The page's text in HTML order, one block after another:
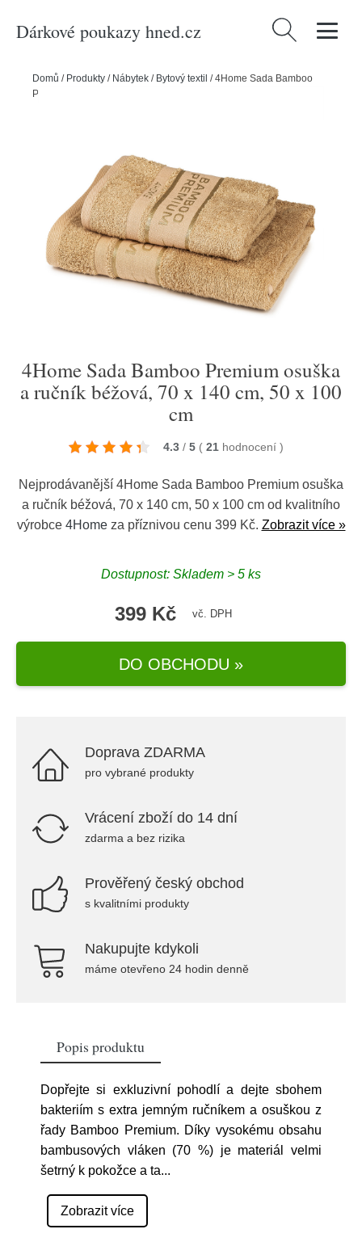
Dárkové poukazy hned.cz Vyhledávání
Domů / Produkty / Nábytek / Bytový textil /4Home Sada Bamboo
Premium osuška a ručník béžová, 70 x 140 cm, 50 x 100 cm
4Home Sada Bamboo Premium osuška
a ručník béžová, 70 x 140 cm, 50 x 100
cm
4.3 / 5 ( 21 hodnocení )
Nejprodávanější 4Home Sada Bamboo Premium osuška
a ručník béžová, 70 x 140 cm, 50 x 100 cm od kvalitního
výrobce 4Homeza příznivou cenu 399 Kč. Zobrazit více »
Dostupnost: Skladem > 5 ks
399 Kč vč. DPH
DO OBCHODU »
Doprava ZDARMA
pro vybrané produkty
Vrácení zboží do 14 dní
zdarma a bez rizika
Prověřený český obchod
s kvalitními produkty
Nakupujte kdykoli
máme otevřeno 24 hodin denně
Popis produktu
Dopřejte si exkluzivní pohodlí a dejte sbohem
bakteriím s extra jemným ručníkem a osuškou z
řady Bamboo Premium. Díky vysokému obsahu
bambusových vláken (70 %) je materiál velmi
šetrný k pokožce a ta...
Zobrazit více